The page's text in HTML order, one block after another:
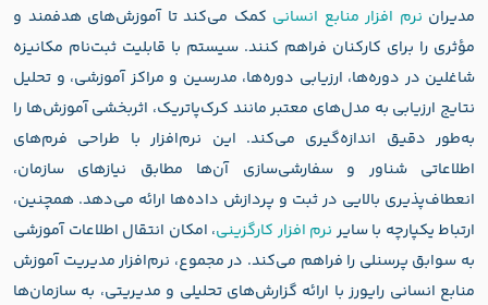
مدیران نرم‌ افزار منابع انسانی کمک می‌کند تا آموزش‌های هدفمند و
مؤثری را برای کارکنان فراهم کنند. سیستم با قابلیت ثبت‌نام مکانیزه
شاغلین در دوره‌ها، ارزیابی دوره‌ها، مدرسین و مراکز آموزشی، و تحلیل
نتایج ارزیابی به مدل‌های معتبر مانند کرک‌پاتریک، اثربخشی آموزش‌ها را
به‌طور دقیق اندازه‌گیری می‌کند. این نرم‌افزار با طراحی فرم‌های
اطلاعاتی شناور و سفارشی‌سازی آن‌ها مطابق نیازهای سازمان،
انعطاف‌پذیری بالایی در ثبت و پردازش داده‌ها ارائه می‌دهد. همچنین،
ارتباط یکپارچه با سایر نرم‌ افزار کارگزینی، امکان انتقال اطلاعات آموزشی
به سوابق پرسنلی را فراهم می‌کند. در مجموع، نرم‌افزار مدیریت آموزش
منابع انسانی رایورز با ارائه گزارش‌های تحلیلی و مدیریتی، به سازمان‌ها